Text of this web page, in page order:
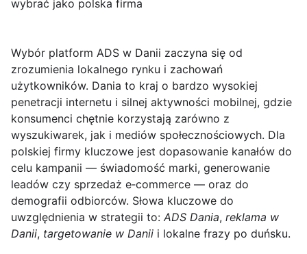
wybrać jako polska firma
Wybór platform ADS w Danii zaczyna się od
zrozumienia lokalnego rynku i zachowań
użytkowników. Dania to kraj o bardzo wysokiej
penetracji internetu i silnej aktywności mobilnej, gdzie
konsumenci chętnie korzystają zarówno z
wyszukiwarek, jak i mediów społecznościowych. Dla
polskiej firmy kluczowe jest dopasowanie kanałów do
celu kampanii — świadomość marki, generowanie
leadów czy sprzedaż e‑commerce — oraz do
demografii odbiorców. Słowa kluczowe do
uwzględnienia w strategii to: ADS Dania, reklama w
Danii, targetowanie w Danii i lokalne frazy po duńsku.